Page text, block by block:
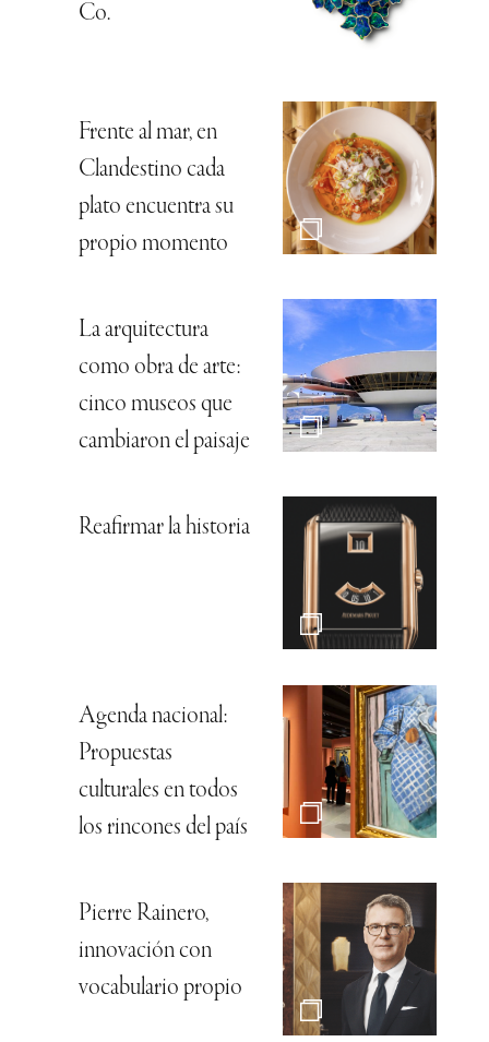
Co.
Frente al mar, en
Clandestino cada
plato encuentra su
propio momento
La arquitectura
como obra de arte:
cinco museos que
cambiaron el paisaje
Reafirmar la historia
Agenda nacional:
Propuestas
culturales en todos
los rincones del país
Pierre Rainero,
innovación con
vocabulario propio